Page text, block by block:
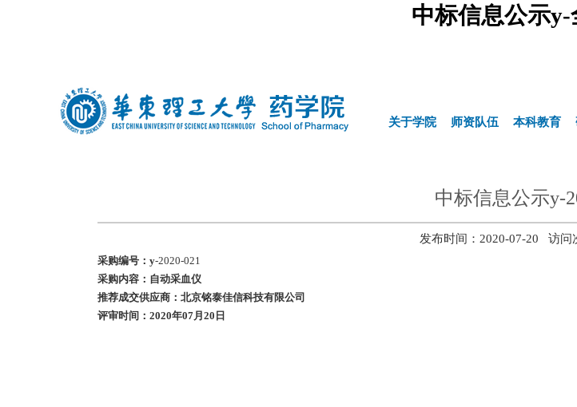
中标信息公示
关于学院 师资队伍 本科教育
中标信息公示y-
发布时间：2020-07-20 访问
采购编号：y-2020-021
采购内容：自动采血仪
推荐成交供应商：北京铭泰佳信科技有限公司
评审时间： 2020年07月20日
华